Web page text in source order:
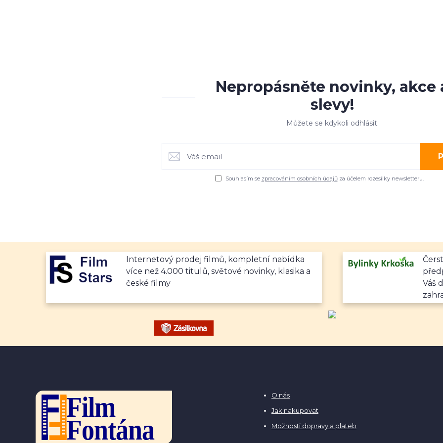
Nepropásněte novinky, akce
slevy!
Můžete se kdykoli odhlásit.
Souhlasím se zpracováním osobních údajůza účelem rozesílky newsletteru.
Internetový prodej filmů, kompletní nabídka
více než 4.000 titulů, světové novinky, klasika a
české filmy
Váš
O nás
Jak nakupovat
Možnosti dopravy a plateb